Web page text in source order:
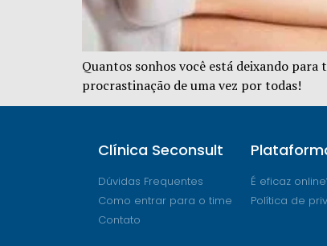
Quantos sonhos você está deixando para
procrastinação de uma vez por todas!
Clínica Seconsult
Dúvidas Frequentes
Como entrar para o time
Contato
É eficaz
Política de